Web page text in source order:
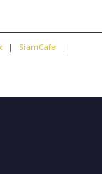
| SiamCafe
|